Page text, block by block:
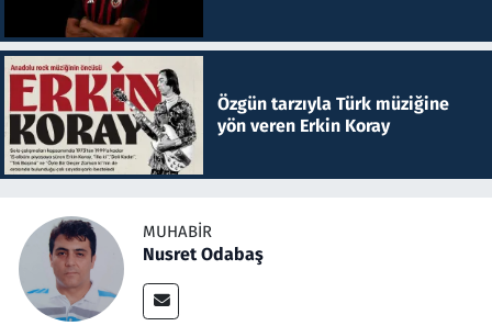
Özgün tarzıyla Türk müziğine
yön veren Erkin Koray
MUHABIR
Nusret Odabaş